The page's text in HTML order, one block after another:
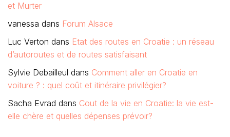
et Murter
vanessa dans Forum Alsace
Luc Verton dans Etat des routes en Croatie : un réseau
d’autoroutes et de routes satisfaisant
Sylvie Debailleul dans Comment aller en Croatie en
voiture ? : quel coût et itinéraire privilégier?
Sacha Evrad dans Cout de la vie en Croatie: la vie est-
elle chère et quelles dépenses prévoir?